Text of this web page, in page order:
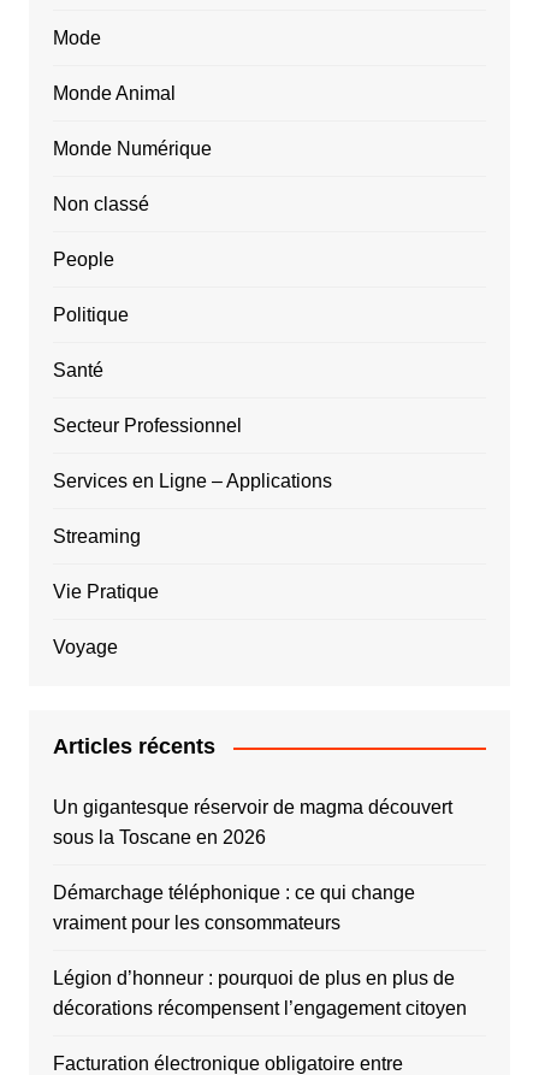
Mode
Monde Animal
Monde Numérique
Non classé
People
Politique
Santé
Secteur Professionnel
Services en Ligne – Applications
Streaming
Vie Pratique
Voyage
Articles récents
Un gigantesque réservoir de magma découvert
sous la Toscane en 2026
Démarchage téléphonique : ce qui change
vraiment pour les consommateurs
Légion d’honneur : pourquoi de plus en plus de
décorations récompensent l’engagement citoyen
Facturation électronique obligatoire entre